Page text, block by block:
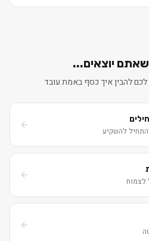
יוצאים...
לכם להבין איך כסף באמת עובד
להשקיע
לצמוח